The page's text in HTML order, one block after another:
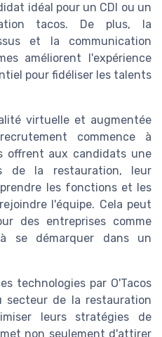
idéal pour un CDI ou un
tacos. De plus, la
et la communication
améliorent l'expérience
pour fidéliser les talents
virtuelle et augmentée
commence à
offrent aux candidats une
de la restauration, leur
les fonctions et les
l'équipe. Cela peut
des entreprises comme
se démarquer dans un
technologies par O'Tacos
secteur de la restauration
leurs stratégies de
non seulement d'attirer